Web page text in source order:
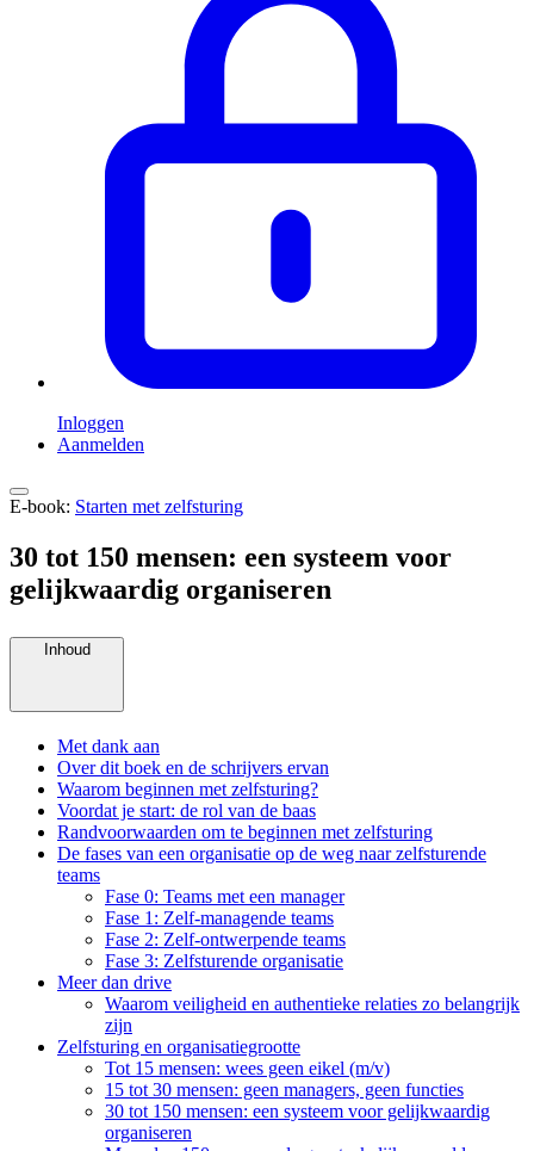
Inloggen
Aanmelden
E-book: Starten met zelfsturing
30 tot 150 mensen: een systeem voor
gelijkwaardig organiseren
Inhoud
Met dank aan
Over dit boek en de schrijvers ervan
Waarom beginnen met zelfsturing?
Voordat je start: de rol van de baas
Randvoorwaarden om te beginnen met zelfsturing
De fases van een organisatie op de weg naar zelfsturende
teams
Fase 0: Teams met een manager
Fase 1: Zelf-managende teams
Fase 2: Zelf-ontwerpende teams
Fase 3: Zelfsturende organisatie
Meer dan drive
Waarom veiligheid en authentieke relaties zo belangrijk
zijn
Zelfsturing en organisatiegrootte
Tot 15 mensen: wees geen eikel (m/v)
15 tot 30 mensen: geen managers, geen functies
30 tot 150 mensen: een systeem voor gelijkwaardig
organiseren